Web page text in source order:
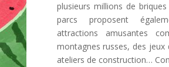
plusieurs millions de
parcs proposent
attractions amusantes
montagnes russes, des jeux
ateliers de construction…